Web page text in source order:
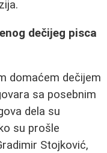
dečijeg pisca
domaćem dečijem
sa posebnim
dela su
su prošle
Stojković,